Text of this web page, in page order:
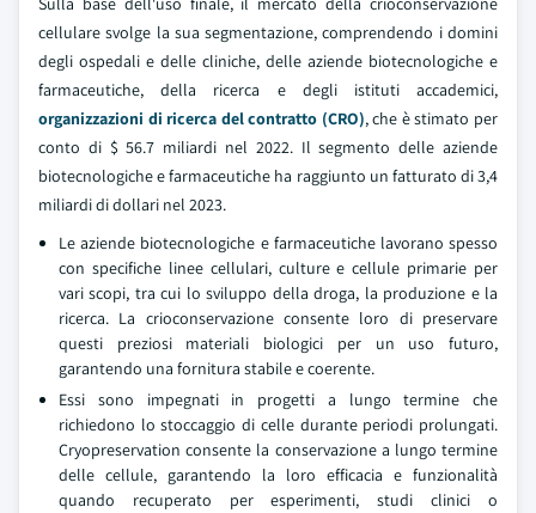
cellulare svolge la sua segmentazione, comprendendo i domini
degli ospedali e delle cliniche, delle aziende biotecnologiche e
farmaceutiche, della ricerca e degli istituti accademici,
organizzazioni di ricerca del contratto (CRO), che è stimato per
conto di $ 56.7 miliardi nel 2022. Il segmento delle aziende
biotecnologiche e farmaceutiche ha raggiunto un fatturato di 3,4
miliardi di dollari nel 2023.
Le aziende biotecnologiche e farmaceutiche lavorano spesso
con specifiche linee cellulari, culture e cellule primarie per
vari scopi, tra cui lo sviluppo della droga, la produzione e la
ricerca. La crioconservazione consente loro di preservare
questi preziosi materiali biologici per un uso futuro,
garantendo una fornitura stabile e coerente.
Essi sono impegnati in progetti a lungo termine che
richiedono lo stoccaggio di celle durante periodi prolungati.
Cryopreservation consente la conservazione a lungo termine
delle cellule, garantendo la loro efficacia e funzionalità
quando recuperato per esperimenti, studi clinici o